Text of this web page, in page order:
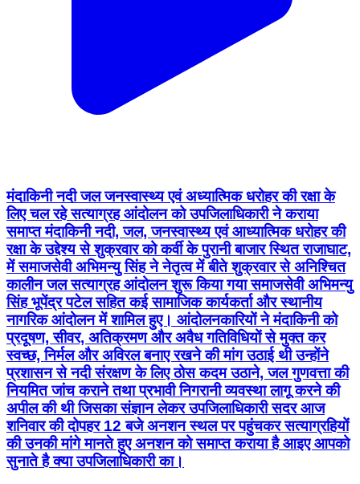
मंदाकिनी नदी जल जनस्वास्थ्य एवं अध्यात्मिक धरोहर की रक्षा के
लिए चल रहे सत्याग्रह आंदोलन को उपजिलाधिकारी ने कराया
समाप्त मंदाकिनी नदी, जल, जनस्वास्थ्य एवं आध्यात्मिक धरोहर की
रक्षा के उद्देश्य से शुक्रवार को कर्वी के पुरानी बाजार स्थित राजाघाट,
में समाजसेवी अभिमन्यु सिंह ने नेतृत्व में बीते शुक्रवार से अनिश्चित
कालीन जल सत्याग्रह आंदोलन शुरू किया गया समाजसेवी अभिमन्यु
सिंह भूपेंद्र पटेल सहित कई सामाजिक कार्यकर्ता और स्थानीय
नागरिक आंदोलन में शामिल हुए। आंदोलनकारियों ने मंदाकिनी को
प्रदूषण, सीवर, अतिक्रमण और अवैध गतिविधियों से मुक्त कर
स्वच्छ, निर्मल और अविरल बनाए रखने की मांग उठाई थी उन्होंने
प्रशासन से नदी संरक्षण के लिए ठोस कदम उठाने, जल गुणवत्ता की
नियमित जांच कराने तथा प्रभावी निगरानी व्यवस्था लागू करने की
अपील की थी जिसका संज्ञान लेकर उपजिलाधिकारी सदर आज
शनिवार की दोपहर 12 बजे अनशन स्थल पर पहुंचकर सत्याग्रहियों
की उनकी मांगे मानते हुए अनशन को समाप्त कराया है आइए आपको
सुनाते है क्या उपजिलाधिकारी का।